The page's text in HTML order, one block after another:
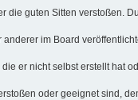
guten Sitten verstoßen.
im Board
er nicht selbst erstellt hat
oder geeignet sind,